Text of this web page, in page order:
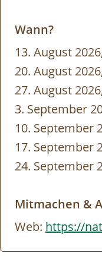
Wann?
13. August
20. August
27. August
3. September
10. September
17. September
24. September
Mitmachen &
Web: https://